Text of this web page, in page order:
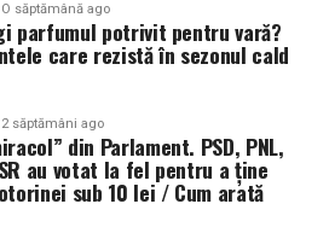
O săptămână ago
parfumul potrivit pentru vară?
care rezistă în sezonul cald
2 săptămâni ago
din Parlament. PSD, PNL,
au votat la fel pentru a ține
sub 10 lei / Cum arată